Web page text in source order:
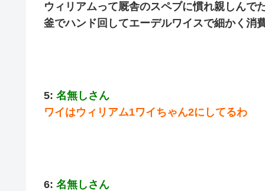
ウィリアムって厩舎のスペブに慣れ親しんで
釜でハンド回してエーデルワイスで細かく消
5: 名無しさん
ワイはウィリアム1ワイちゃん2にしてるわ
6: 名無しさん